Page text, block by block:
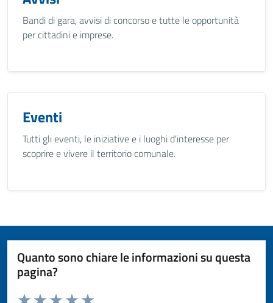
Bandi di gara, avvisi di concorso e tutte le opportunità
per cittadini e imprese.
Eventi
Tutti gli eventi, le iniziative e i luoghi d'interesse per
scoprire e vivere il territorio comunale.
Quanto sono chiare le informazioni su questa
pagina?
Valuta da 1 a 5 stelle la pagina